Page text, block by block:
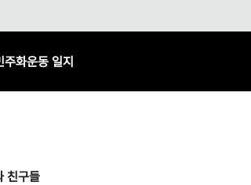
주화운동 일지
친구들